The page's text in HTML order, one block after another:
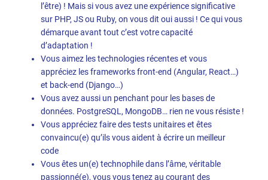
l’être) ! Mais si vous avez une expérience significative
sur PHP, JS ou Ruby, on vous dit oui aussi ! Ce qui vous
démarque avant tout c’est votre capacité
d’adaptation !
Vous aimez les technologies récentes et vous
appréciez les frameworks front-end (Angular, React…)
et back-end (Django…)
Vous avez aussi un penchant pour les bases de
données. PostgreSQL, MongoDB… rien ne vous résiste !
Vous appréciez faire des tests unitaires et êtes
convaincu(e) qu’ils vous aident à écrire un meilleur
code
Vous êtes un(e) technophile dans l’âme, véritable
passionné(e), vous vous tenez au courant des